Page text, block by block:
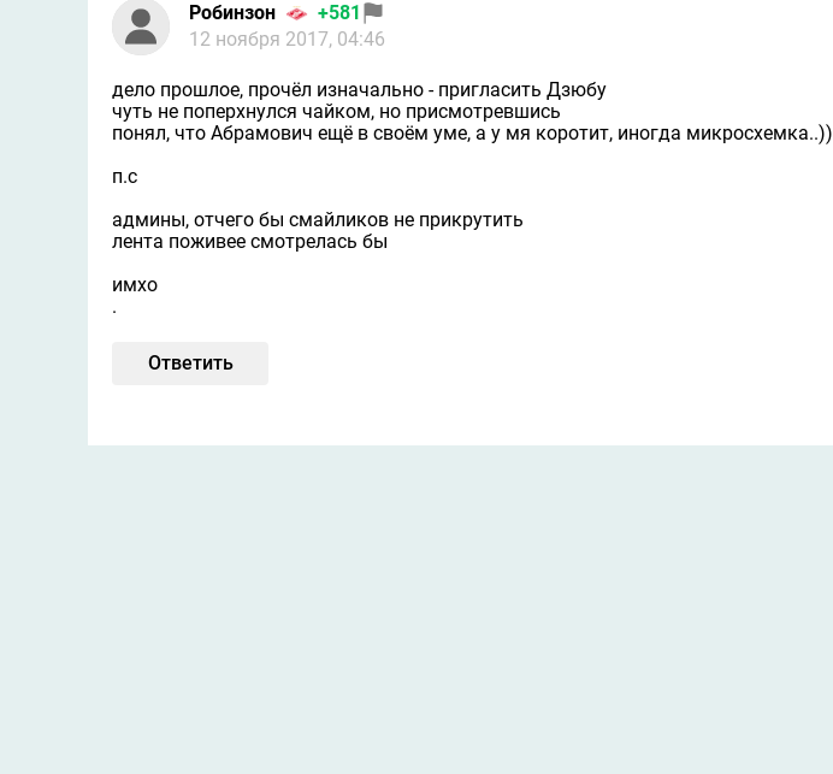
Робинзон
+581
12 ноября 2017, 04:46
дело прошлое, прочёл изначально - пригласить Дзюбу
чуть не поперхнулся чайком, но присмотревшись
понял, что Абрамович ещё в своём уме, а у мя коротит, иногда микросхемка..))
п.с
админы, отчего бы смайликов не прикрутить
лента поживее смотрелась бы
имхо
.
Ответить